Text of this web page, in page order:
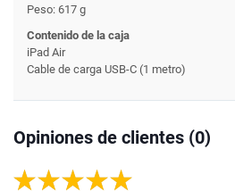
Peso: 617 g
Contenido de la caja
iPad Air
Cable de carga USB-C (1 metro)
Opiniones de clientes (0)